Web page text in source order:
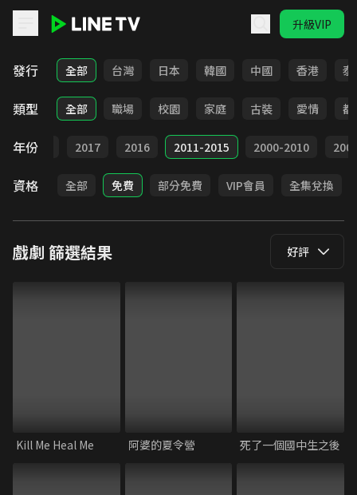
升級VIP
LINE TV - 戲劇
發行 全部 台灣 日本 韓國 中國 香港 泰
類型 全部 職場 校園 家庭 古裝 愛情 都
年份
2018 2017 2016 2011-2015 2000-2010
資格 全部 免費 部分免費 VIP會員 全集兌換
戲劇 篩選結果 好評
Kill Me Heal Me 阿婆的夏令營 死了一個國中生之後